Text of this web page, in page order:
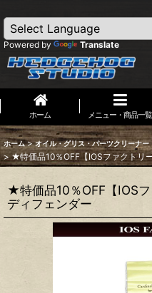
Powered by Translate
ホーム メニュー・商品一覧
ホーム > オイル・グリス・パーツクリーナー
> ★特価品10％OFF【IOSファクトリ
★特価品10％OFF【IOS
ディフェンダー